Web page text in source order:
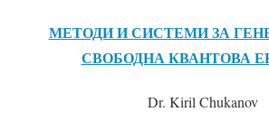
МЕТОДИ И СИСТЕМИ ЗА
СВОБОДНА КВАНТОВА
Dr. Kiril Chukanov